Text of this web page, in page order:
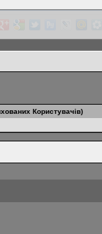
Користувачів)